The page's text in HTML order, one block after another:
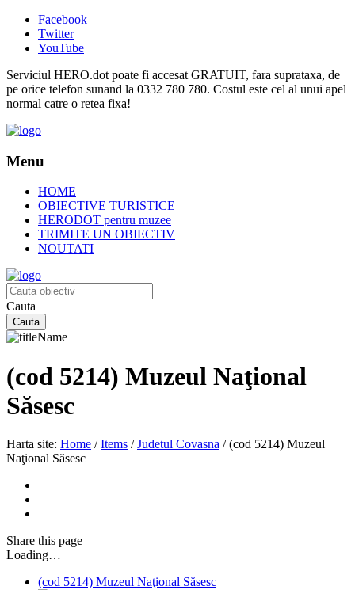
Facebook
Twitter
YouTube
Serviciul HERO.dot poate fi accesat GRATUIT, fara suprataxa, de
pe orice telefon sunand la 0332 780 780. Costul este cel al unui apel
normal catre o retea fixa!
Menu
HOME
OBIECTIVE TURISTICE
HERODOT pentru muzee
TRIMITE UN OBIECTIV
NOUTATI
Cauta
(cod 5214) Muzeul Naţional
Săsesc
Harta site: Home / Items / Judetul Covasna / (cod 5214) Muzeul
Naţional Săsesc
Share this page
Loading…
(cod 5214) Muzeul Naţional Săsesc